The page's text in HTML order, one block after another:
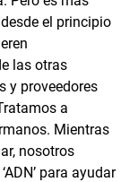
el principio
las otras
y proveedores
a
Mientras
nosotros
para ayudar